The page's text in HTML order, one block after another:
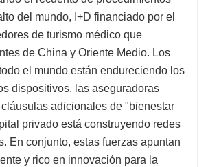
del mundo, I+D financiado por el
de turismo médico que
de China y Oriente Medio. Los
el mundo están endureciendo los
dispositivos, las aseguradoras
adicionales de "bienestar
privado está construyendo redes
En conjunto, estas fuerzas apuntan
y rico en innovación para la